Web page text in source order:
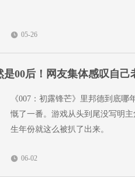
05-26
是00后！网友集体感叹自己
《007：初露锋芒》里邦德到底
慨了一番。游戏从头到尾没写明
生年份就这么被扒了出来。
06-02